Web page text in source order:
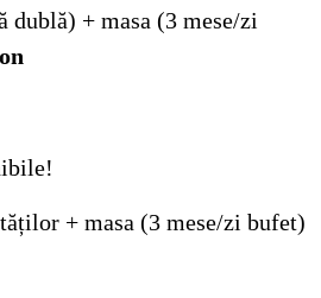
dublă) + masa (3 mese/zi
+ masa (3 mese/zi bufet)